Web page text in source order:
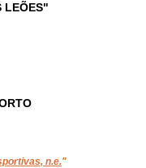
LEÕES"
n.e."